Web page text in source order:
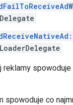
spowoduje
spowoduje co